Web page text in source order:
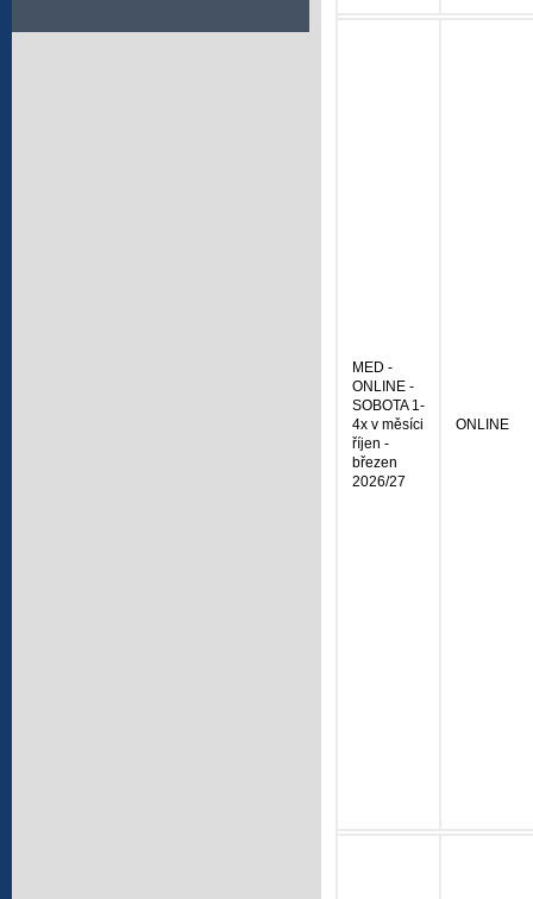
MED -
ONLINE -
SOBOTA 1-
4x v měsíci
říjen -
březen
2026/27
ONLINE